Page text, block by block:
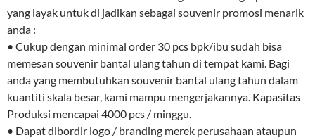
yang layak untuk di jadikan sebagai souvenir promosi menarik
anda :
• Cukup dengan minimal order 30 pcs bpk/ibu sudah bisa
memesan souvenir bantal ulang tahun di tempat kami. Bagi
anda yang membutuhkan souvenir bantal ulang tahun dalam
kuantiti skala besar, kami mampu mengerjakannya. Kapasitas
Produksi mencapai 4000 pcs / minggu.
• Dapat dibordir logo / branding merek perusahaan ataupun